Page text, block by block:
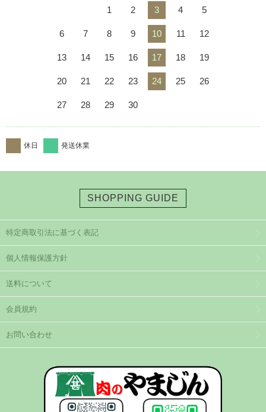
1
2 3 4 5
6 7 8 9 10 11 12
13 14 15 16 17 18 19
20 21 22 23 24 25 26
27 28 29 30
休日 発送休業
SHOPPING GUIDE
特定商取引法に基づく表記
個人情報保護方針
送料について
会員規約
お問い合わせ